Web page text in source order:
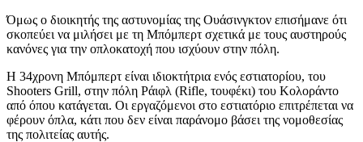
Όμως ο διοικητής της αστυνομίας της Ουάσινγκτον επισήμανε ότι
σκοπεύει να μιλήσει με τη Μπόμπερτ σχετικά με τους αυστηρούς
κανόνες για την οπλοκατοχή που ισχύουν στην πόλη.
Η 34χρονη Μπόμπερτ είναι ιδιοκτήτρια ενός εστιατορίου, του
Shooters Grill, στην πόλη Ράιφλ (Rifle, τουφέκι) του Κολοράντο
από όπου κατάγεται. Οι εργαζόμενοι στο εστιατόριο επιτρέπεται να
φέρουν όπλα, κάτι που δεν είναι παράνομο βάσει της νομοθεσίας
της πολιτείας αυτής.